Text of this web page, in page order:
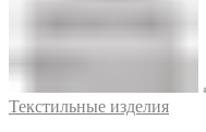
Текстильные изделия